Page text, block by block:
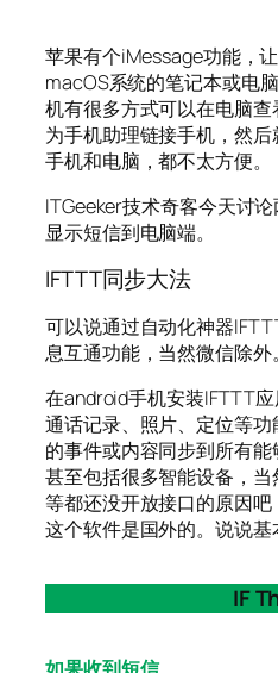
苹果有个iMessage功能，
macOS系统的笔记本或电
机有很多方式可以在电脑
为手机助理链接手机，然
手机和电脑，都不太方便。
ITGeeker技术奇客今天讨
显示短信到电脑端。
IFTTT同步大法
可以说通过自动化神器
息互通功能，当然微信除外。
在android手机安装IFTTT应
通话记录、照片、定位等
的事件或内容同步到所有能
甚至包括很多智能设备，
等都还没开放接口的原因
这个软件是国外的。说说基
IF